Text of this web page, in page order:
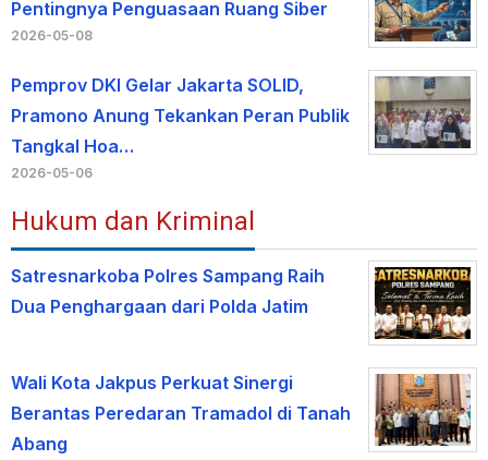
Pentingnya Penguasaan Ruang Siber
2026-05-08
Pemprov DKI Gelar Jakarta SOLID,
Pramono Anung Tekankan Peran Publik
Tangkal Hoa…
2026-05-06
Hukum dan Kriminal
Satresnarkoba Polres Sampang Raih
Dua Penghargaan dari Polda Jatim
Wali Kota Jakpus Perkuat Sinergi
Berantas Peredaran Tramadol di Tanah
Abang